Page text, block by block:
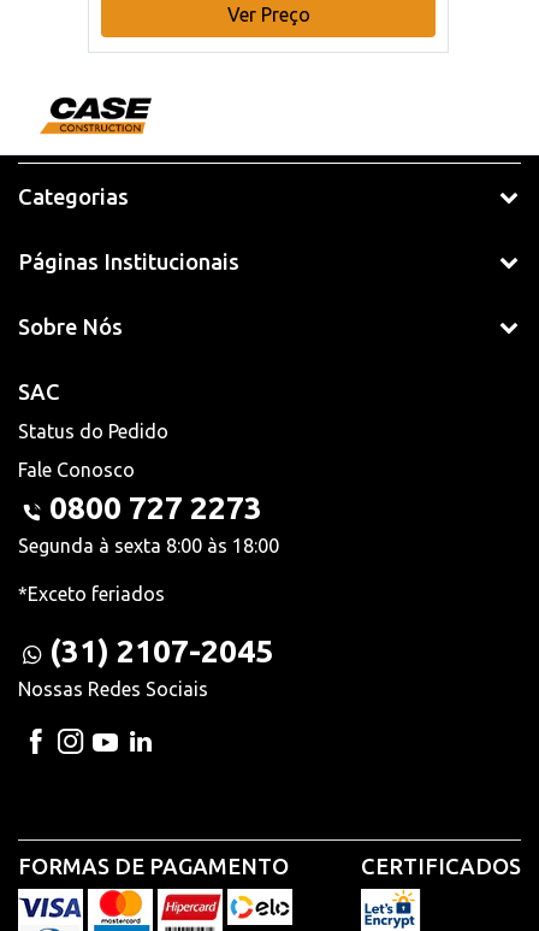
Ver Preço
Categorias
Páginas Institucionais
Sobre Nós
SAC
Status do Pedido
Fale Conosco
0800 727 2273
Segunda à sexta 8:00 às 18:00
*Exceto feriados
(31) 2107-2045
Nossas Redes Sociais
FORMAS DE PAGAMENTO CERTIFICADOS